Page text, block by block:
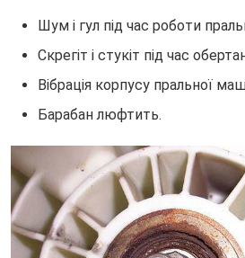
Шум і гул під час роботи
Скрегіт і стукіт під час
Вібрація корпусу пральної
Барабан люфтить.